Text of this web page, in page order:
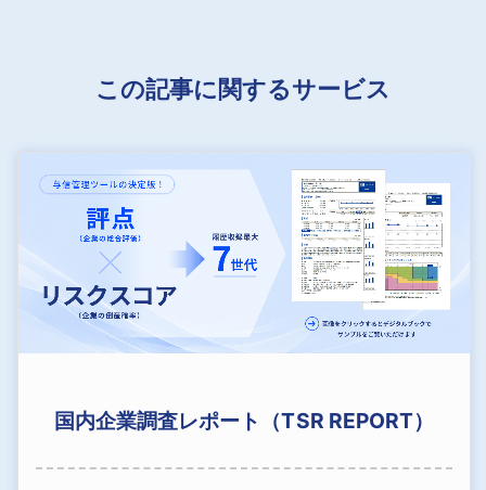
この記事に関するサービス
国内企業調査レポート（TSR REPORT）